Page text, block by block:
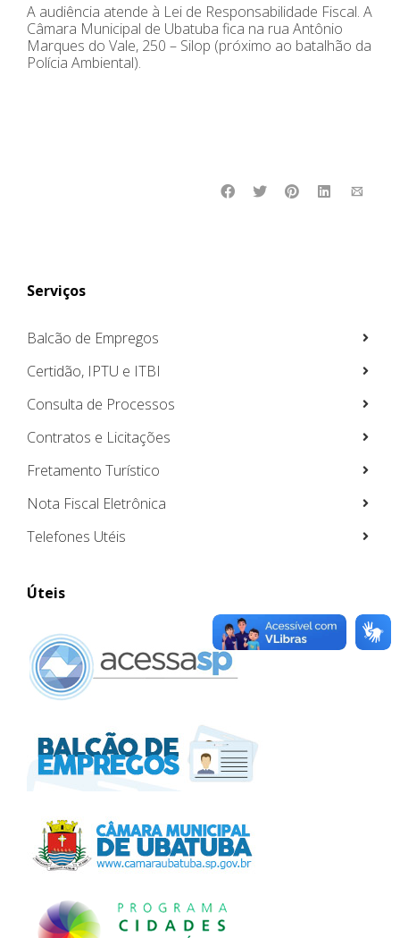
A audiência atende à Lei de Responsabilidade Fiscal. A
Câmara Municipal de Ubatuba fica na rua Antônio
Marques do Vale, 250 – Silop (próximo ao batalhão da
Polícia Ambiental).
Serviços
Balcão de Empregos
Certidão, IPTU e ITBI
Consulta de Processos
Contratos e Licitações
Fretamento Turístico
Nota Fiscal Eletrônica
Telefones Utéis
Úteis